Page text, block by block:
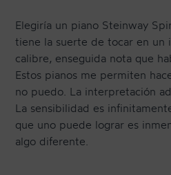
Elegiría un piano Steinway
tiene la suerte de tocar en un
calibre, enseguida nota que
Estos pianos me permiten
no puedo. La interpretación
La sensibilidad es
que uno puede lograr es
algo diferente.